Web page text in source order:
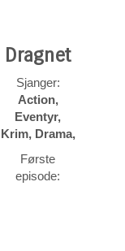
Dragnet
Sjanger:
Action,
Eventyr,
Krim, Drama,
Første
episode: